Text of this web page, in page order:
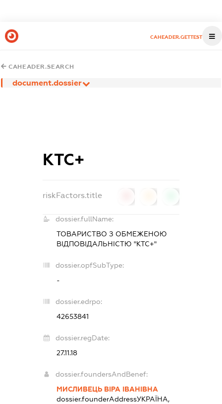
CAHEADER.GETTEST
CAHEADER.SEARCH
document.dossier
КТС+
riskFactors.title
dossier.fullName:
ТОВАРИСТВО З ОБМЕЖЕНОЮ
ВІДПОВІДАЛЬНІСТЮ "КТС+"
dossier.opfSubType:
-
dossier.edrpo:
42653841
dossier.regDate:
27.11.18
dossier.foundersAndBenef:
МИСЛИВЕЦЬ ВІРА ІВАНІВНА
dossier.founderAddressУКРАЇНА,